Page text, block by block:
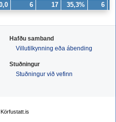
6 17 35,3% 6
Hafðu samband
Villutilkynning eða ábending
Stuðningur
Stuðningur við vefinn